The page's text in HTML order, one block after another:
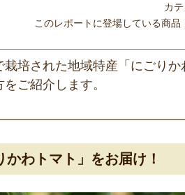
カテ
このレポートに登場している商品
培された地域特産「にごり
ご紹介します。
わトマト」をお届け！